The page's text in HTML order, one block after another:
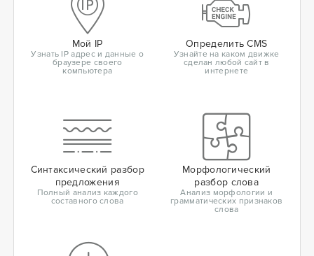
Мой IP
Узнать IP адрес и данные о
браузере своего
компьютера
Определить CMS
Узнайте на каком движке
сделан любой сайт в
интернете
Синтаксический разбор
предложения
Полный анализ каждого
составного слова
Морфологический
разбор слова
Анализ морфологии и
грамматических признаков
слова